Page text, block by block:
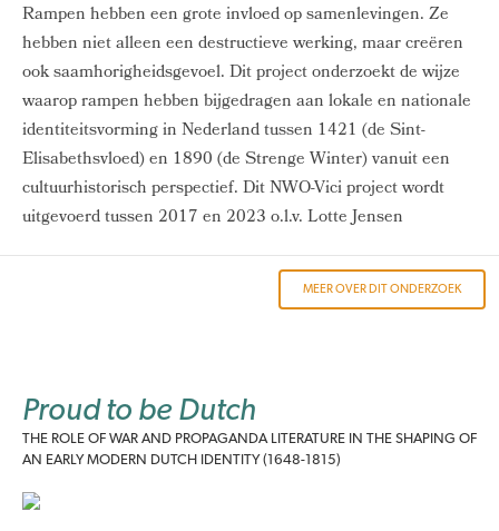
Rampen hebben een grote invloed op samenlevingen. Ze
hebben niet alleen een destructieve werking, maar creëren
ook saamhorigheidsgevoel. Dit project onderzoekt de wijze
waarop rampen hebben bijgedragen aan lokale en nationale
identiteitsvorming in Nederland tussen 1421 (de Sint-
Elisabethsvloed) en 1890 (de Strenge Winter) vanuit een
cultuurhistorisch perspectief. Dit NWO-Vici project wordt
uitgevoerd tussen 2017 en 2023 o.l.v. Lotte Jensen
MEER OVER DIT ONDERZOEK
Proud to be Dutch
THE ROLE OF WAR AND PROPAGANDA LITERATURE IN THE SHAPING OF
AN EARLY MODERN DUTCH IDENTITY (1648-1815)